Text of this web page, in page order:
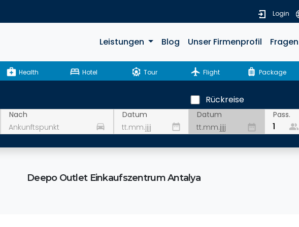
Login
Leistungen Blog Unser Firmenprofil Fragen
medical_services Health bed Hotel attractions Tour flight Flight luggage Package
Nach
drive_eta
Datum
date_range
Rückreise
Datum
date_range
Pass.
people_alt
Deepo Outlet Einkaufszentrum Antalya